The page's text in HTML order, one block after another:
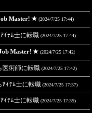
Master! ★ (2024/7/25 17:44)
ｲﾃﾑ士に転職 (2024/7/25 17:44)
Master! ★ (2024/7/25 17:42)
医術師に転職 (2024/7/25 17:42)
ｱｲﾃﾑ士に転職 (2024/7/25 17:37)
ｲﾃﾑ士に転職 (2024/7/25 17:35)